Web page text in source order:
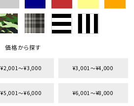
価格から探す
¥2,001〜¥3,000 ¥3,001〜¥4,000
¥5,001〜¥6,000 ¥6,001〜¥8,000